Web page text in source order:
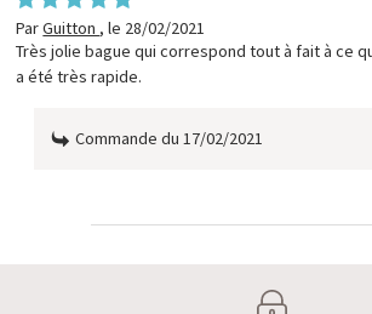
ParGuitton ,le 28/02/2021
Très jolie bague qui correspond tout à fait à ce
a été très rapide.
Commande du 17/02/2021